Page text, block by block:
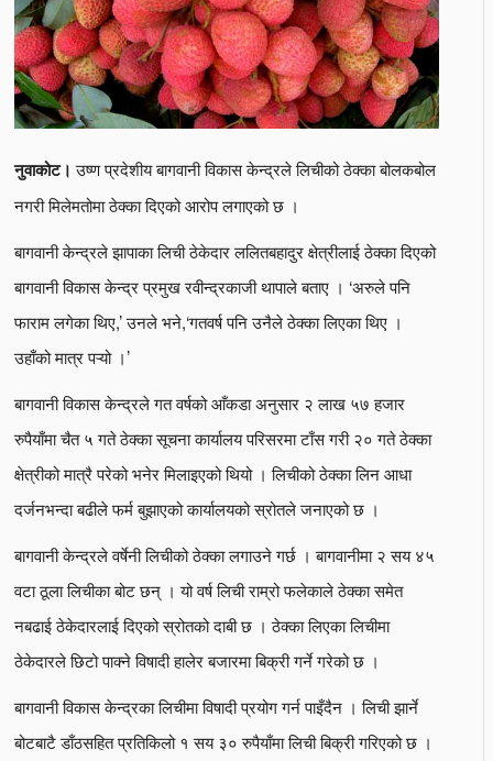
नुवाकोट। उष्ण प्रदेशीय बागवानी विकास केन्द्रले लिचीको ठेक्का बोलकबोल
नगरी मिलेमतोमा ठेक्का दिएको आरोप लगाएको छ ।
बागवानी केन्द्रले झापाका लिची ठेकेदार ललितबहादुर क्षेत्रीलाई ठेक्का दिएको
बागवानी विकास केन्द्र प्रमुख रवीन्द्रकाजी थापाले बताए । ‘अरुले पनि
फाराम लगेका थिए,’ उनले भने,‘गतवर्ष पनि उनैले ठेक्का लिएका थिए ।
उहाँको मात्र पऱ्यो ।’
बागवानी विकास केन्द्रले गत वर्षको आँकडा अनुसार २ लाख ५७ हजार
रुपैयाँमा चैत ५ गते ठेक्का सूचना कार्यालय परिसरमा टाँस गरी २० गते ठेक्का
क्षेत्रीको मात्रै परेको भनेर मिलाइएको थियो । लिचीको ठेक्का लिन आधा
दर्जनभन्दा बढीले फर्म बुझाएको कार्यालयको स्रोतले जनाएको छ ।
बागवानी केन्द्रले वर्षेनी लिचीको ठेक्का लगाउने गर्छ । बागवानीमा २ सय ४५
वटा ठूला लिचीका बोट छन् । यो वर्ष लिची राम्रो फलेकाले ठेक्का समेत
नबढाई ठेकेदारलाई दिएको स्रोतको दाबी छ । ठेक्का लिएका लिचीमा
ठेकेदारले छिटो पाक्ने विषादी हालेर बजारमा बिक्री गर्ने गरेको छ ।
बागवानी विकास केन्द्रका लिचीमा विषादी प्रयोग गर्न पाइँदैन । लिची झार्ने
बोटबाटै डाँठसहित प्रतिकिलो १ सय ३० रुपैयाँमा लिची बिक्री गरिएको छ ।